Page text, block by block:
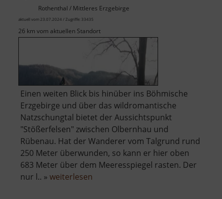
Rothenthal / Mittleres Erzgebirge
aktuell vom 23.07.2024 / Zugriffe: 33435
26 km vom aktuellen Standort
Einen weiten Blick bis hinüber ins Böhmische
Erzgebirge und über das wildromantische
Natzschungtal bietet der Aussichtspunkt
"Stößerfelsen" zwischen Olbernhau und
Rübenau. Hat der Wanderer vom Talgrund rund
250 Meter überwunden, so kann er hier oben
683 Meter über dem Meeresspiegel rasten. Der
nur l.. » weiterlesen